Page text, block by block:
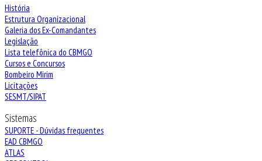
História
Estrutura Organizacional
Galeria dos Ex-Comandantes
Legislação
Lista telefônica do CBMGO
Cursos e Concursos
Bombeiro Mirim
Licitações
SESMT/SIPAT
Sistemas
SUPORTE - Dúvidas frequentes
EAD CBMGO
ATLAS